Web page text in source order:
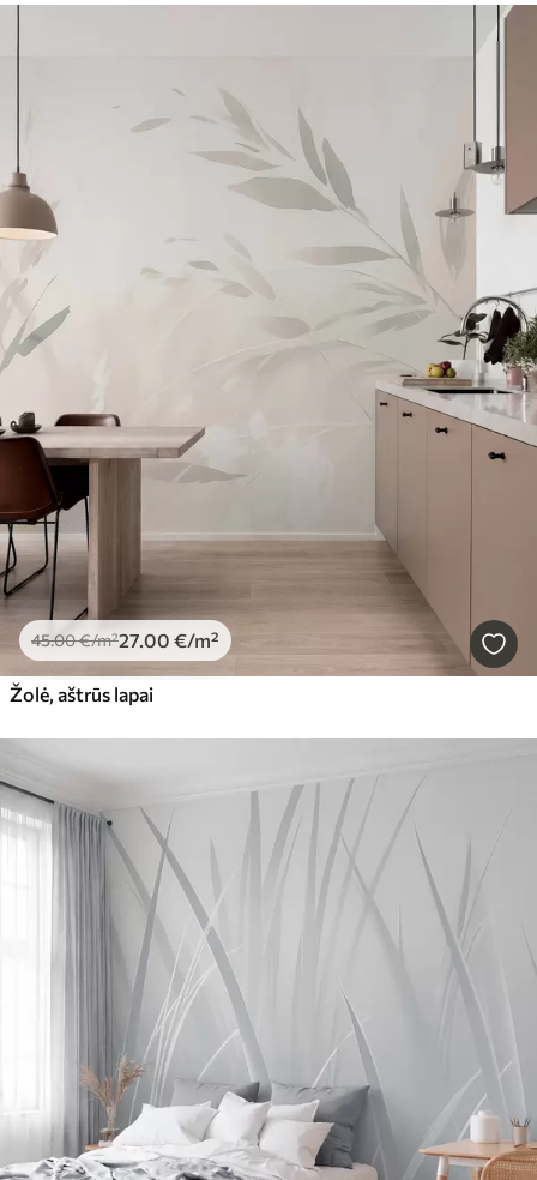
45.00€/m²27 .00 €/m²
Žolė, aštrūs lapai